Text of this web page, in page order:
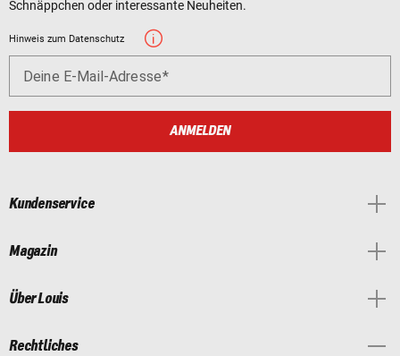
Schnäppchen oder interessante Neuheiten.
Hinweis zum Datenschutz
Deine E-Mail-Adresse
ANMELDEN
Kundenservice
Magazin
Über Louis
Rechtliches